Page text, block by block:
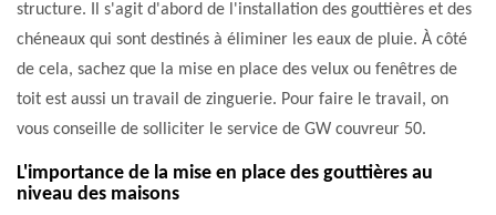
structure. Il s'agit d'abord de l'installation des gouttières et des
chéneaux qui sont destinés à éliminer les eaux de pluie. À côté
de cela, sachez que la mise en place des velux ou fenêtres de
toit est aussi un travail de zinguerie. Pour faire le travail, on
vous conseille de solliciter le service de GW couvreur 50.
L'importance de la mise en place des gouttières au
niveau des maisons